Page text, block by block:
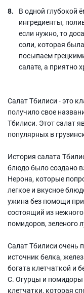
В одной глубокой
ингредиенты,
если нужно, то
соли, которая
посыпаем
салате, а приятно
Салат Тбилиси - это
получило свое
Тбилиси. Этот салат
популярных в
История салата
блюдо было создано
Нерона, которые
легкое и вкусное
ужина без помощи
состоящий из
помидоров, зеленого
Салат Тбилиси очень
источник белка,
богата клетчаткой и
С. Огурцы и помидоры
клетчатки, которая